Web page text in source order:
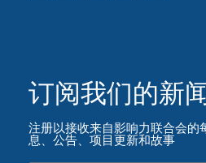
订阅我们的新
注册以接收来自影响力联合会的
息、公告、项目更新和故事